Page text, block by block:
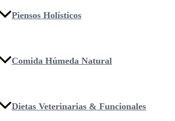
Piensos Holísticos
Comida Húmeda Natural
Dietas Veterinarias & Funcionales